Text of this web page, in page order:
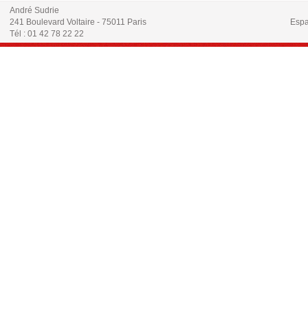
André Sudrie
241 Boulevard Voltaire - 75011 Paris
Tél : 01 42 78 22 22